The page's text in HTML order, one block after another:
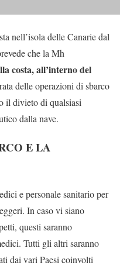
nell’isola delle Canarie dal
che la Mh
costa, all’interno del
delle operazioni di sbarco
il divieto di qualsiasi
dalla nave.
E LA
e personale sanitario per
In caso vi siano
questi saranno
Tutti gli altri saranno
dai vari Paesi coinvolti